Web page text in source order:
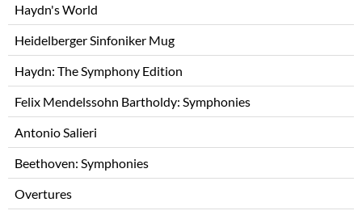
navigation
Haydn's World
Heidelberger Sinfoniker Mug
Haydn: The Symphony Edition
Felix Mendelssohn Bartholdy: Symphonies
Antonio Salieri
Beethoven: Symphonies
Overtures